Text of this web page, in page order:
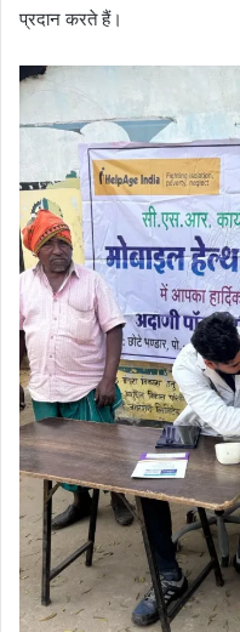
प्रदान करते हैं।